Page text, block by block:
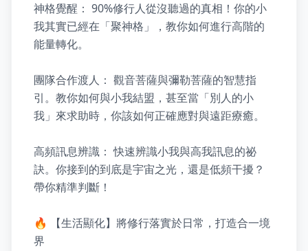
神格覺醒： 90%修行人從沒聽過的真相！你的小
我其實已經在「聚神格」，教你如何進行高階的
能量轉化。
團隊合作渡人： 觀音菩薩與彌勒菩薩的智慧指
引。教你如何與小我結盟，甚至當「別人的小
我」來求助時，你該如何正確應對與遠距療癒。
高頻訊息辨識： 快速辨識小我與高我訊息的祕
訣。你接到的到底是宇宙之光，還是低頻干擾？
帶你精準判斷！
🔥 【生活顯化】將修行落實於日常，打造合一境
界